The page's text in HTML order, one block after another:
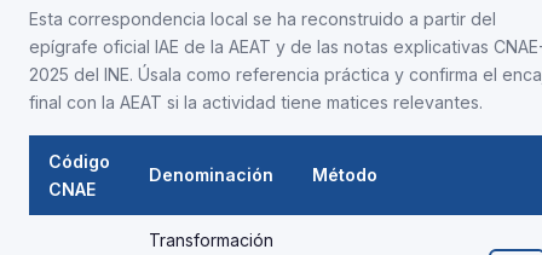
Esta correspondencia local se ha reconstruido a partir del
epígrafe oficial IAE de la AEAT y de las notas explicativas
2025 del INE. Úsala como referencia práctica y confirma el
final con la AEAT si la actividad tiene matices relevantes.
Código
CNAE
Denominación Método
Transformación